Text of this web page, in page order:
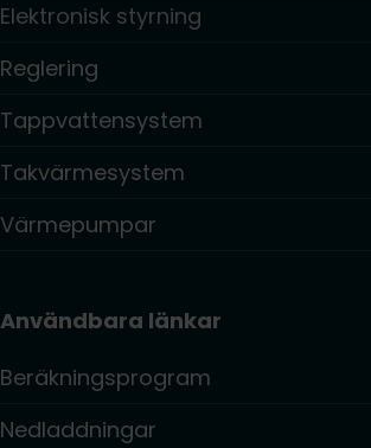
Elektronisk styrning
Reglering
Tappvattensystem
Takvärmesystem
Värmepumpar
Användbara länkar
Beräkningsprogram
Nedladdningar